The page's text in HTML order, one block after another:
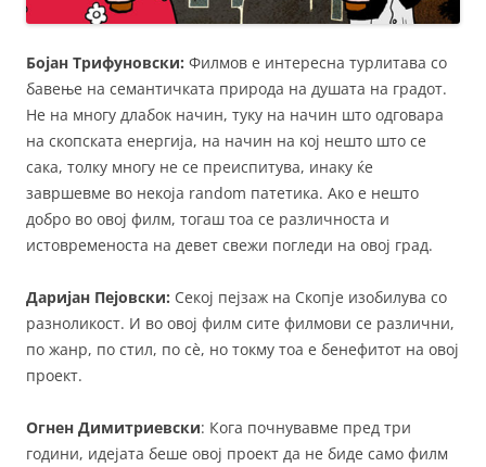
Бојан Трифуновски: Филмов е интересна турлитава со
бавење на семантичката природа на душата на градот.
Не на многу длабок начин, туку на начин што одговара
на скопската енергија, на начин на кој нешто што се
сака, толку многу не се преиспитува, инаку ќе
завршевме во некоја random патетика. Ако е нешто
добро во овој филм, тогаш тоа се различноста и
истовременоста на девет свежи погледи на овој град.
Даријан Пејовски: Секој пејзаж на Скопје изобилува со
разноликост. И во овој филм сите филмови се различни,
по жанр, по стил, по сè, но токму тоа е бенефитот на овој
проект.
Огнен Димитриевски: Кога почнувавме пред три
години, идејата беше овој проект да не биде само филм